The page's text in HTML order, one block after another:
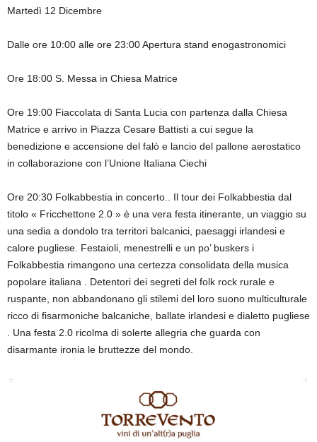
Martedì 12 Dicembre
Dalle ore 10:00 alle ore 23:00 Apertura stand enogastronomici
Ore 18:00 S. Messa in Chiesa Matrice
Ore 19:00 Fiaccolata di Santa Lucia con partenza dalla Chiesa
Matrice e arrivo in Piazza Cesare Battisti a cui segue la
benedizione e accensione del falò e lancio del pallone aerostatico
in collaborazione con l’Unione Italiana Ciechi
Ore 20:30 Folkabbestia in concerto.. Il tour dei Folkabbestia dal
titolo « Fricchettone 2.0 » è una vera festa itinerante, un viaggio su
una sedia a dondolo tra territori balcanici, paesaggi irlandesi e
calore pugliese. Festaioli, menestrelli e un po’ buskers i
Folkabbestia rimangono una certezza consolidata della musica
popolare italiana . Detentori dei segreti del folk rock rurale e
ruspante, non abbandonano gli stilemi del loro suono multiculturale
ricco di fisarmoniche balcaniche, ballate irlandesi e dialetto pugliese
. Una festa 2.0 ricolma di solerte allegria che guarda con
disarmante ironia le bruttezze del mondo.